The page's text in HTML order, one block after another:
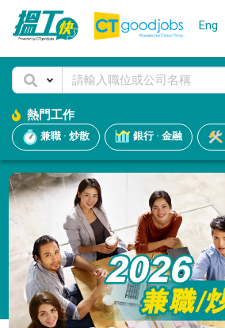
Eng
熱門工作
兼職 · 炒散 銀行 · 金融